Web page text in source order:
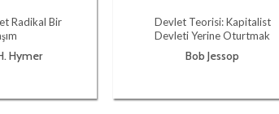
Radikal Bir
Hymer
Devlet Teorisi: Kapitalist
Devleti Yerine Oturtmak
Bob Jessop